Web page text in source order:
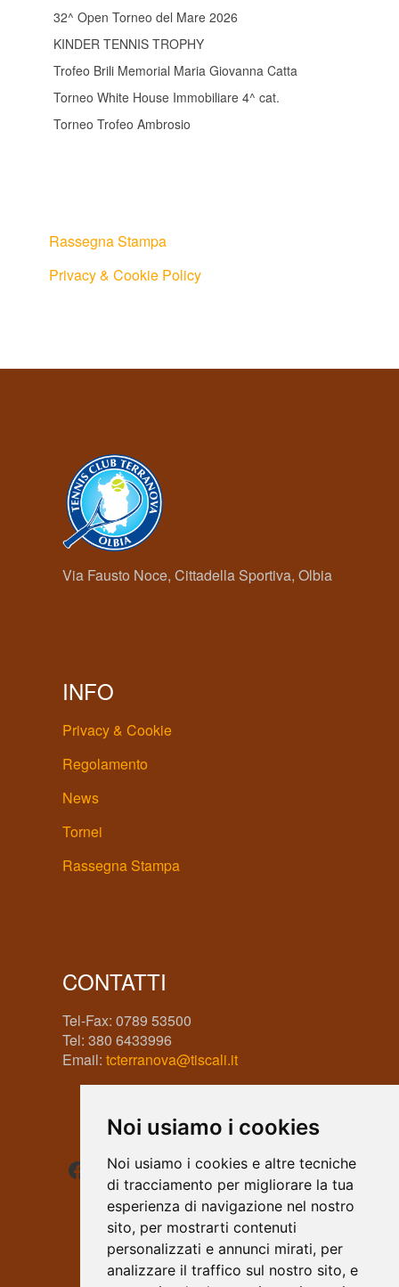
Noi usiamo i cookies
Noi usiamo i cookies e altre tecniche
di tracciamento per migliorare la tua
esperienza di navigazione nel nostro
sito, per mostrarti contenuti
personalizzati e annunci mirati, per
analizzare il traffico sul nostro sito, e
32^ Open Torneo del Mare 2026
KINDER TENNIS TROPHY
Trofeo Brili Memorial Maria Giovanna Catta
Torneo White House Immobiliare 4^ cat.
Torneo Trofeo Ambrosio
Rassegna Stampa
Privacy & Cookie Policy
Via Fausto Noce, Cittadella Sportiva, Olbia
INFO
Privacy & Cookie
Regolamento
News
Tornei
Rassegna Stampa
CONTATTI
Tel-Fax: 0789 53500
Tel: 380 6433996
Email: tcterranova@tiscali.it
Facebook
Instagram
WhatsApp